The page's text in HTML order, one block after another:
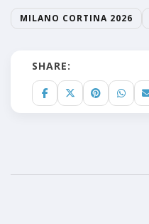
MILANO CORTINA 2026
SHARE: